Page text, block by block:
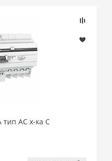
АС х-ка C